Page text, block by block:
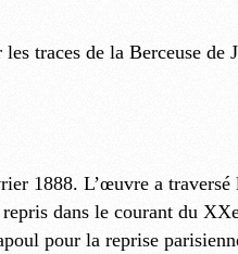
traces de la Berceuse de
1888. L’œuvre a traversé
dans le courant du
pour la reprise